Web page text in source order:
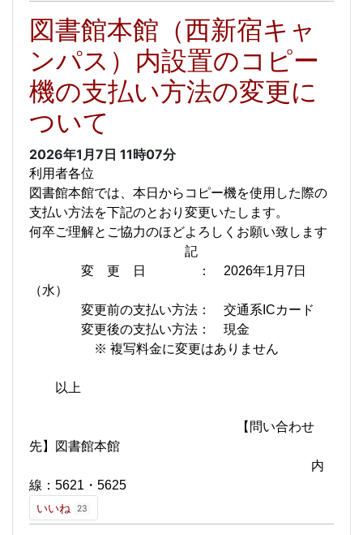
図書館本館（西新宿キャ
ンパス）内設置のコピー
機の支払い方法の変更に
ついて
2026年1月7日 11時07分
利用者各位
図書館本館では、本日からコピー機を使用した際の
支払い方法を下記のとおり変更いたします。
何卒ご理解とご協力のほどよろしくお願い致します
記
変 更 日 ： 2026年1月7日
（水）
変更前の支払い方法： 交通系ICカード
変更後の支払い方法： 現金
※ 複写料金に変更はありません
以上
【問い合わせ
先】図書館本館
内
線：5621・5625
いいね
23